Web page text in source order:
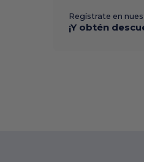
Regístrate en
¡Y obtén